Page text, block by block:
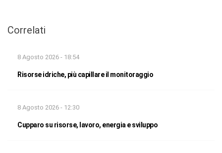
Correlati
8 Agosto 2026 - 18:54
Risorse idriche, più capillare il monitoraggio
8 Agosto 2026 - 12:30
Cupparo su risorse, lavoro, energia e sviluppo